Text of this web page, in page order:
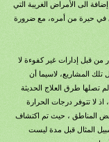
الى الأمراض الغريبة التي
في حيرة من أمره، مع ضرورة
من قبل إدارات غير كفوءة لا
تلك المشاريع، لاسيما أن
تصلها طرق العلاج الحديثة
لا تتوفر درجات الحرارة
بعض المناطق ، حيث تم اكتشاف
المثال قبل مدة ليست